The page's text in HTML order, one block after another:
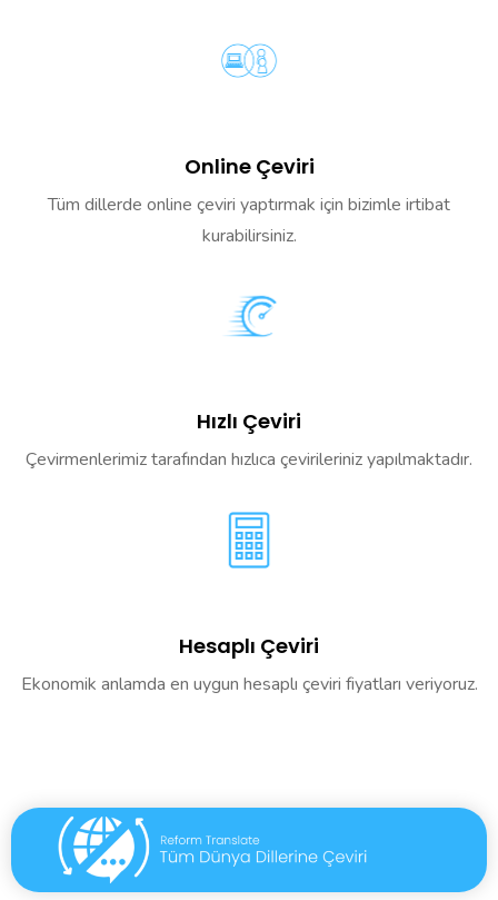
Online Çeviri
Tüm dillerde online çeviri yaptırmak için bizimle irtibat
kurabilirsiniz.
Hızlı Çeviri
Çevirmenlerimiz tarafından hızlıca çevirileriniz yapılmaktadır.
Hesaplı Çeviri
Ekonomik anlamda en uygun hesaplı çeviri fiyatları veriyoruz.